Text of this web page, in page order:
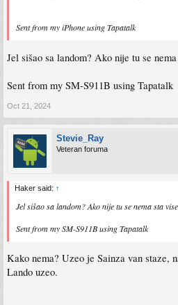
Sent from my iPhone using Tapatalk
Jel sišao sa landom? Ako nije tu se
Sent from my SM-S911B using Tapatalk
Oct 21, 2024
Stevie_Ray
Veteran foruma
Haker said: ↑
Jel sišao sa landom? Ako nije tu se nema sta
Sent from my SM-S911B using Tapatalk
Kako nema? Uzeo je Sainza van staze,
Lando uzeo.